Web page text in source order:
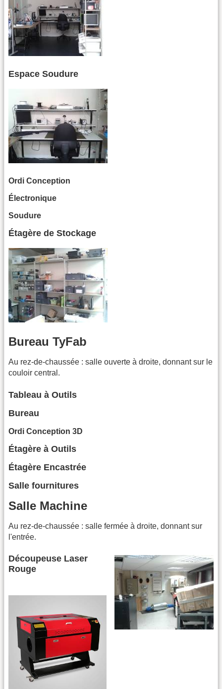
Espace Soudure
Ordi Conception
Électronique
Soudure
Étagère de Stockage
Bureau TyFab
Au rez-de-chaussée : salle ouverte à droite, donnant sur le
couloir central.
Tableau à Outils
Bureau
Ordi Conception 3D
Étagère à Outils
Étagère Encastrée
Salle fournitures
Salle Machine
Au rez-de-chaussée : salle fermée à droite, donnant sur
l'entrée.
Découpeuse Laser
Rouge